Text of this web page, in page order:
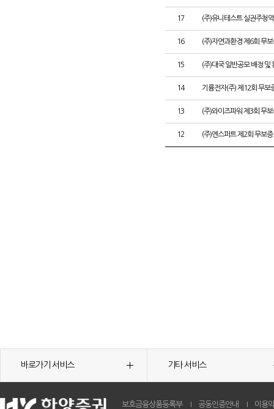
17 (주)유니테스트 실권주청
16 (주)자연과환경 제6회 무
15 (주)대국 일반공모 배정 및
14 기륭전자(주) 제12회 무보
13 (주)와이즈파워 제3회 무
12 (주)엔스퍼트 제2회 무보
바로가기 서비스 기타 서비스
보호금융상품등록부 공동인증안내 이용